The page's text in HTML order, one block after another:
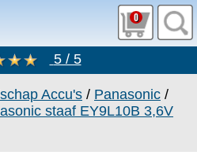
0
5 / 5
Accu's / Panasonic /
staaf EY9L10B 3,6V